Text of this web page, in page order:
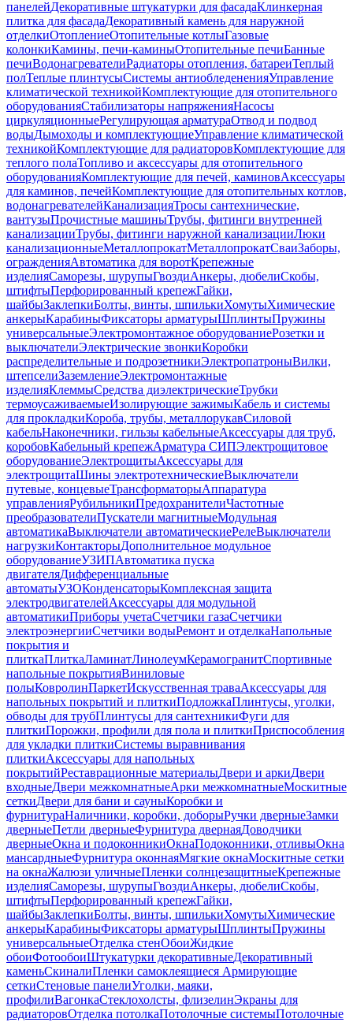
панелейДекоративные штукатурки для фасадаКлинкерная
плитка для фасадаДекоративный камень для наружной
отделкиОтоплениеОтопительные котлыГазовые
колонкиКамины, печи-каминыОтопительные печиБанные
печиВодонагревателиРадиаторы отопления, батареиТеплый
полТеплые плинтусыСистемы антиобледененияУправление
климатической техникойКомплектующие для отопительного
оборудованияСтабилизаторы напряженияНасосы
циркуляционныеРегулирующая арматураОтвод и подвод
водыДымоходы и комплектующиеУправление климатической
техникойКомплектующие для радиаторовКомплектующие для
теплого полаТопливо и аксессуары для отопительного
оборудованияКомплектующие для печей, каминовАксессуары
для каминов, печейКомплектующие для отопительных котлов,
водонагревателейКанализацияТросы сантехнические,
вантузыПрочистные машиныТрубы, фитинги внутренней
канализацииТрубы, фитинги наружной канализацииЛюки
канализационныеМеталлопрокатМеталлопрокатСваиЗаборы,
огражденияАвтоматика для воротКрепежные
изделияСаморезы, шурупыГвоздиАнкеры, дюбелиСкобы,
штифтыПерфорированный крепежГайки,
шайбыЗаклепкиБолты, винты, шпилькиХомутыХимические
анкерыКарабиныФиксаторы арматурыШплинтыПружины
универсальныеЭлектромонтажное оборудованиеРозетки и
выключателиЭлектрические звонкиКоробки
распределительные и подрозетникиЭлектропатроныВилки,
штепселиЗаземлениеЭлектромонтажные
изделияКлеммыСредства диэлектрическиеТрубки
термоусаживаемыеИзолирующие зажимыКабель и системы
для прокладкиКороба, трубы, металлорукавСиловой
кабельНаконечники, гильзы кабельныеАксессуары для труб,
коробовКабельный крепежАрматура СИПЭлектрощитовое
оборудованиеЭлектрощитыАксессуары для
электрощитаШины электротехническиеВыключатели
путевые, концевыеТрансформаторыАппаратура
управленияРубильникиПредохранителиЧастотные
преобразователиПускатели магнитныеМодульная
автоматикаВыключатели автоматическиеРелеВыключатели
нагрузкиКонтакторыДополнительное модульное
оборудованиеУЗИПАвтоматика пуска
двигателяДифференциальные
автоматыУЗОКонденсаторыКомплексная защита
электродвигателейАксессуары для модульной
автоматикиПриборы учетаСчетчики газаСчетчики
электроэнергииСчетчики водыРемонт и отделкаНапольные
покрытия и
плиткаПлиткаЛаминатЛинолеумКерамогранитСпортивные
напольные покрытияВиниловые
полыКовролинПаркетИскусственная траваАксессуары для
напольных покрытий и плиткиПодложкаПлинтусы, уголки,
обводы для трубПлинтусы для сантехникиФуги для
плиткиПорожки, профили для пола и плиткиПриспособления
для укладки плиткиСистемы выравнивания
плиткиАксессуары для напольных
покрытийРеставрационные материалыДвери и аркиДвери
входныеДвери межкомнатныеАрки межкомнатныеМоскитные
сеткиДвери для бани и сауныКоробки и
фурнитураНаличники, коробки, доборыРучки дверныеЗамки
дверныеПетли дверныеФурнитура двернаяДоводчики
дверныеОкна и подоконникиОкнаПодоконники, отливыОкна
мансардныеФурнитура оконнаяМягкие окнаМоскитные сетки
на окнаЖалюзи уличныеПленки солнцезащитныеКрепежные
изделияСаморезы, шурупыГвоздиАнкеры, дюбелиСкобы,
штифтыПерфорированный крепежГайки,
шайбыЗаклепкиБолты, винты, шпилькиХомутыХимические
анкерыКарабиныФиксаторы арматурыШплинтыПружины
универсальныеОтделка стенОбоиЖидкие
обоиФотообоиШтукатурки декоративныеДекоративный
каменьСкиналиПленки самоклеящиеся Армирующие
сеткиСтеновые панелиУголки, маяки,
профилиВагонкаСтеклохолсты, флизелинЭкраны для
радиаторовОтделка потолкаПотолочные системыПотолочные